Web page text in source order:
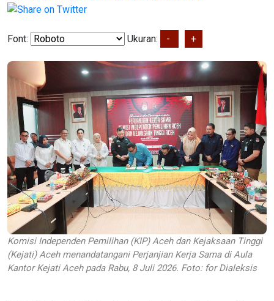
Font: Ukuran: - +
Komisi Independen Pemilihan (KIP) Aceh dan Kejaksaan Tinggi
(Kejati) Aceh menandatangani Perjanjian Kerja Sama di Aula
Kantor Kejati Aceh pada Rabu, 8 Juli 2026. Foto: for Dialeksis